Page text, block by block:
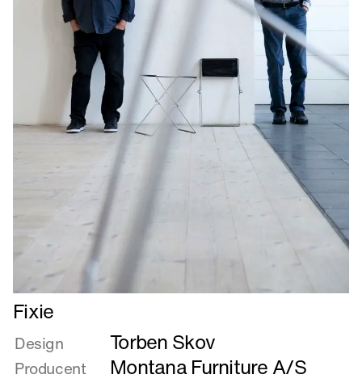
Læs
mere
om
Fixie
Fixie
Design Torben Skov
Producent Montana Furniture A/S